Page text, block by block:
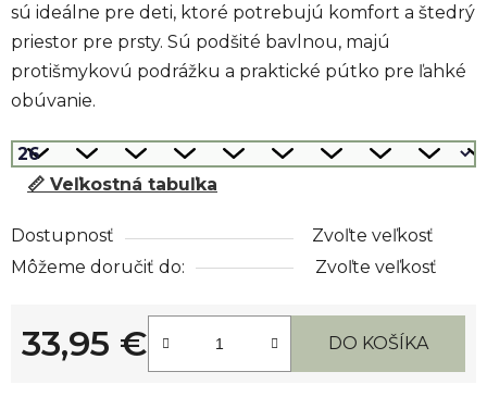
sú ideálne pre deti, ktoré potrebujú komfort a štedrý
priestor pre prsty. Sú podšité bavlnou, majú
protišmykovú podrážku a praktické pútko pre ľahké
obúvanie.
📏 Veľkostná tabuľka
Dostupnosť
Zvoľte veľkosť
Môžeme doručiť do:
Zvoľte veľkosť
33,95 €
Jednotková cena:
DO KOŠÍKA